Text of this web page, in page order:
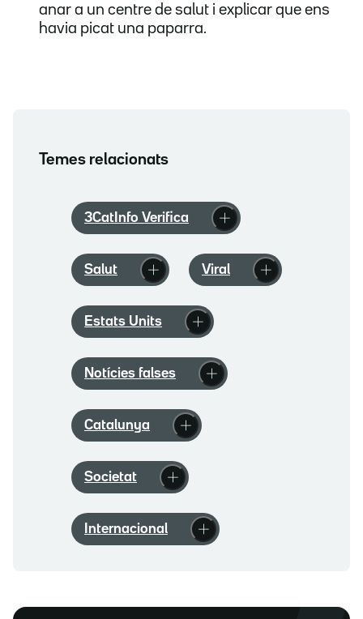
anar a un centre de salut i explicar que ens
havia picat una paparra.
Temes relacionats
3CatInfo Verifica
Salut Viral
Estats Units
Notícies falses
Catalunya
Societat
Internacional